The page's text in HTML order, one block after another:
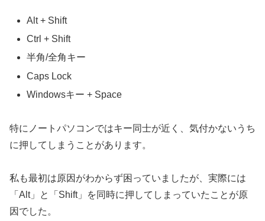
Alt + Shift
Ctrl + Shift
半角/全角キー
Caps Lock
Windowsキー + Space
特にノートパソコンではキー同士が近く、気付かないうち
に押してしまうことがあります。
私も最初は原因がわからず困っていましたが、実際には
「Alt」と「Shift」を同時に押してしまっていたことが原
因でした。